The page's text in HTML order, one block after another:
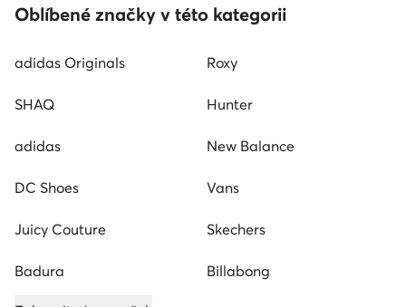
Oblíbené značky v této kategorii
adidas Originals Roxy
SHAQ Hunter
adidas New Balance
DC Shoes Vans
Juicy Couture Skechers
Badura Billabong